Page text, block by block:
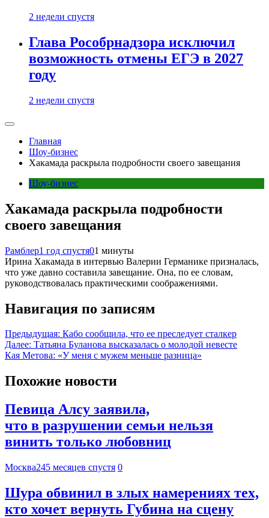
2 недели спустя
Глава Рособрнадзора исключил
возможность отмены ЕГЭ в 2027
году
2 недели спустя
Главная
Шоу-бизнес
Хакамада раскрыла подробности своего завещания
Шоу-бизнес
Хакамада раскрыла подробности
своего завещания
Рамблер1 год спустя01 минуты
Ирина Хакамада в интервью Валерии Германике призналась,
что уже давно составила завещание. Она, по ее словам,
руководствовалась практическими соображениями.
Навигация по записям
Предыдущая: Кабо сообщила, что ее преследует сталкер
Далее: Татьяна Буланова высказалась о молодой невесте
Кая Метова: «У меня с мужем меньше разница»
Похожие новости
Певица Алсу заявила,
что в разрушении семьи нельзя
винить только любовниц
Москва245 месяцев спустя 0
Шура обвинил в злых намерениях тех,
кто хочет вернуть Губина на сцену